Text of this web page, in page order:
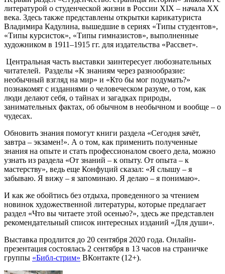
литературой о студенческой жизни в России XIX – начала XX
века. Здесь также представлены открытки карикатуриста
Владимира Кадулина, вышедшие в сериях «Типы студентов»,
«Типы курсисток», «Типы гимназистов», выполненные
художником в 1911–1915 гг. для издательства «Рассвет».
Центральная часть выставки заинтересует любознательных
читателей. Разделы «К знаниям через разнообразие:
необычный взгляд на мир» и «Кто бы мог подумать?»
познакомят с изданиями о человеческом разуме, о том, как
люди делают себя, о тайнах и загадках природы,
занимательных фактах, об обычном в необычном и вообще – о
чудесах.
Обновить знания помогут книги раздела «Сегодня зачёт,
завтра – экзамен!». А о том, как применить полученные
знания на опыте и стать профессионалом своего дела, можно
узнать из раздела «От знаний – к опыту. От опыта – к
мастерству», ведь еще Конфуций сказал: «Я слышу – я
забываю. Я вижу – я запоминаю. Я делаю – я понимаю».
И как же обойтись без отдыха, проведенного за чтением
новинок художественной литературы, которые предлагает
раздел «Что вы читаете этой осенью?», здесь же представлен
рекомендательный список интересных изданий «Для души».
Выставка продлится до 20 сентября 2020 года. Онлайн-
презентация состоялась 2 сентября в 13 часов на страничке
группы «Библ-стрим» ВКонтакте (12+).